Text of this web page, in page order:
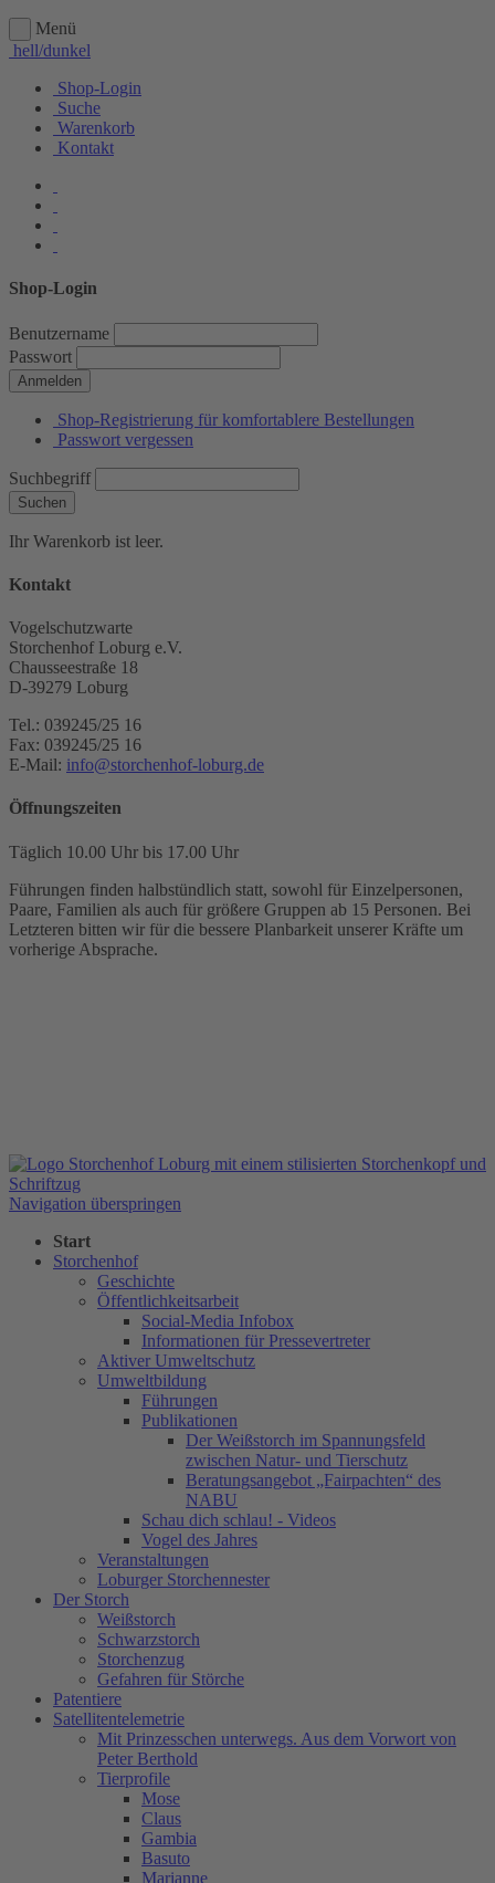
Menü
hell/dunkel
Shop-Login
Suche
Warenkorb
Kontakt
Shop-Login
Benutzername
Passwort
Anmelden
Shop-Registrierung für komfortablere Bestellungen
Passwort vergessen
Suchbegriff
Suchen
Ihr Warenkorb ist leer.
Kontakt
Vogelschutzwarte
Storchenhof Loburg e.V.
Chausseestraße 18
D-39279 Loburg
Tel.: 039245/25 16
Fax: 039245/25 16
E-Mail: info@storchenhof-loburg.de
Öffnungszeiten
Täglich 10.00 Uhr bis 17.00 Uhr
Führungen finden halbstündlich statt, sowohl für Einzelpersonen,
Paare, Familien als auch für größere Gruppen ab 15 Personen. Bei
Letzteren bitten wir für die bessere Planbarkeit unserer Kräfte um
vorherige Absprache.
Navigation überspringen
Start
Storchenhof
Geschichte
Öffentlichkeitsarbeit
Social-Media Infobox
Informationen für Pressevertreter
Aktiver Umweltschutz
Umweltbildung
Führungen
Publikationen
Der Weißstorch im Spannungsfeld
zwischen Natur- und Tierschutz
Beratungsangebot „Fairpachten“ des
NABU
Schau dich schlau! - Videos
Vogel des Jahres
Veranstaltungen
Loburger Storchennester
Der Storch
Weißstorch
Schwarzstorch
Storchenzug
Gefahren für Störche
Patentiere
Satellitentelemetrie
Mit Prinzesschen unterwegs. Aus dem Vorwort von
Peter Berthold
Tierprofile
Mose
Claus
Gambia
Basuto
Marianne